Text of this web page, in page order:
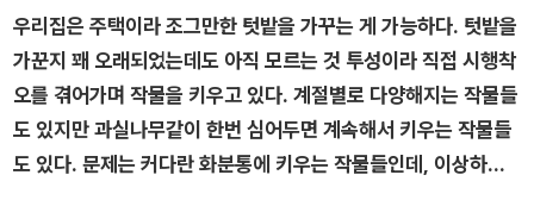
누릴 수 있도록 ‘발효 비료’를 만들고 활용하는 법도 정리했으니,
이 또한 매우 활용도가 높을 것이다. 무슨 일이든 일을 시작하기
전에 목표를 세우고, 목표를 달성하는 데 필요한 계획을 세운다.
농사도 마찬가지다. 아무리 작은 규모의 텃밭이라고 해도, 계획
없이 농사를 시작했다가는 어떤 성과도 얻을 수 없다. 막연하게
법, 사용법 등을 알려준다. 식물이 자람에 있어 흙이란 아주 중요
하다. 지역에 따라 흙의 종류가 다른데 한국의 흙은 대체로 산성
을 띤다. 보통밭은 선상지나 곡간지에 분포하는 토양으로 밭작물
을 재배하기 좋은데 양토와 점토의 비율이 높은 식양토, 모래 비
율이 높은 사양토의 성질이 있고 토심이 깊다. 토양에는 미생물
우리집은 주택이라 조그만한 텃밭을 가꾸는 게 가능하다. 텃밭을
가꾼지 꽤 오래되었는데도 아직 모르는 것 투성이라 직접 시행착
오를 겪어가며 작물을 키우고 있다. 계절별로 다양해지는 작물들
도 있지만 과실나무같이 한번 심어두면 계속해서 키우는 작물들
도 있다. 문제는 커다란 화분통에 키우는 작물들인데, 이상하게